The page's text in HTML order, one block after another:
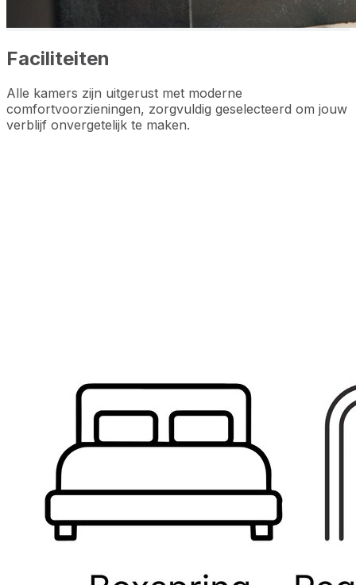
Faciliteiten
Alle kamers zijn uitgerust met moderne
comfortvoorzieningen, zorgvuldig geselecteerd om jouw
verblijf onvergetelijk te maken.